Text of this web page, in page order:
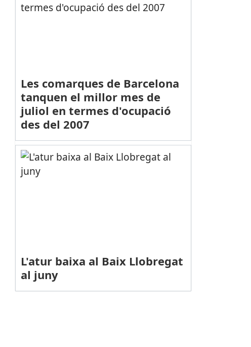
Les comarques de Barcelona
tanquen el millor mes de
juliol en termes d'ocupació
des del 2007
L'atur baixa al Baix Llobregat
al juny